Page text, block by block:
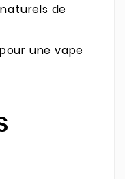
de
une vape